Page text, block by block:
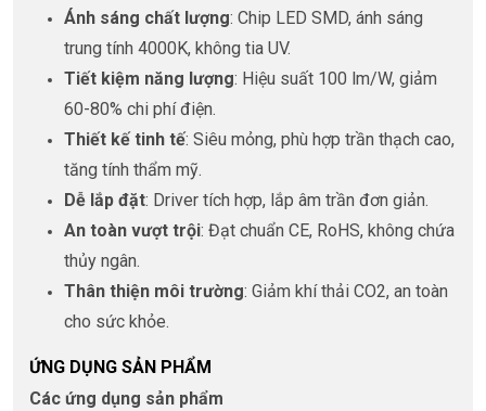
Ánh sáng chất lượng: Chip LED SMD, ánh sáng
trung tính 4000K, không tia UV.
Tiết kiệm năng lượng: Hiệu suất 100 lm/W, giảm
60-80% chi phí điện.
Thiết kế tinh tế: Siêu mỏng, phù hợp trần thạch cao,
tăng tính thẩm mỹ.
Dễ lắp đặt: Driver tích hợp, lắp âm trần đơn giản.
An toàn vượt trội: Đạt chuẩn CE, RoHS, không chứa
thủy ngân.
Thân thiện môi trường: Giảm khí thải CO2, an toàn
cho sức khỏe.
ỨNG DỤNG SẢN PHẨM
Các ứng dụng sản phẩm